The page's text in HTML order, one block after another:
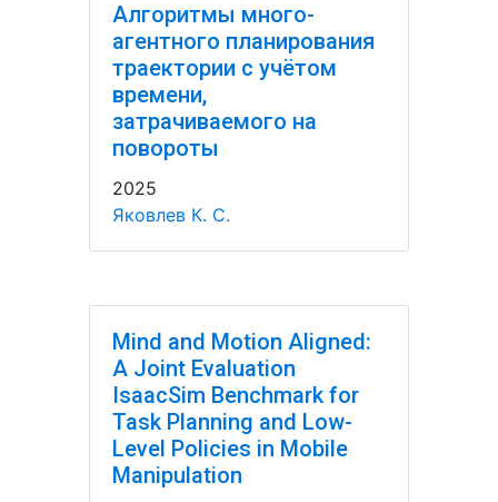
Алгоритмы много-
агентного планирования
траектории с учётом
времени,
затрачиваемого на
повороты
2025
Яковлев К. С.
Mind and Motion Aligned:
A Joint Evaluation
IsaacSim Benchmark for
Task Planning and Low-
Level Policies in Mobile
Manipulation